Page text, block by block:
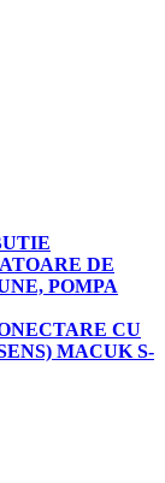
DE
POMPA
CU
MACUK S-